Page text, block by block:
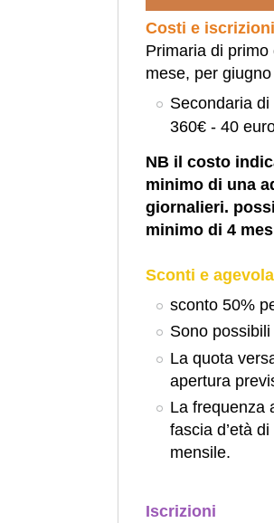
Costi e iscrizioni
Primaria di
mese, per
Secondaria
360€ - 40
NB il costo
minimo di una
giornalieri.
minimo di 4
Sconti e
sconto 50%
Sono
La quota
apertura
La frequenza
fascia d’età
mensile.
Iscrizioni